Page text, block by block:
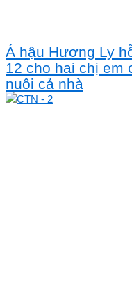
Á hậu Hương Ly
12 cho hai chị em
nuôi cả nhà